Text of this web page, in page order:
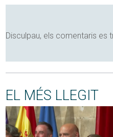
Disculpau, els comentaris es
EL MÉS LLEGIT